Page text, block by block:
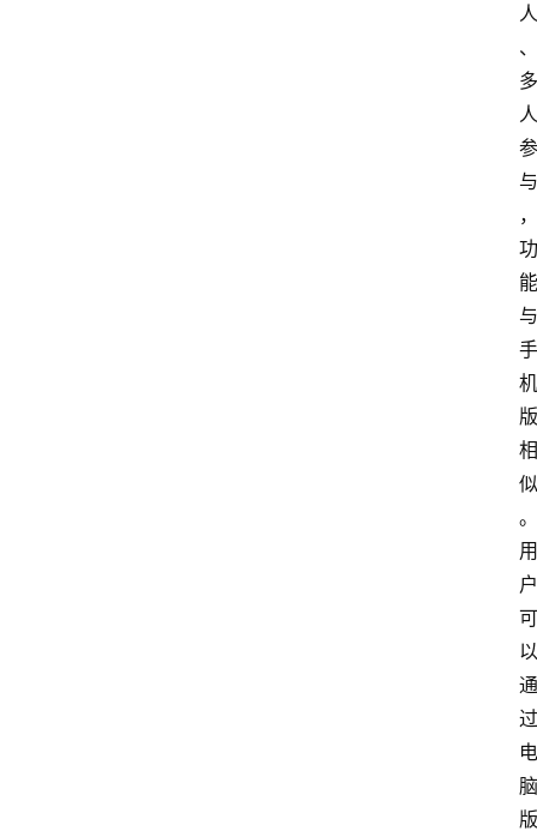
人
、
多
人
参
与
，
功
能
与
手
机
版
相
似
。
用
户
可
以
通
过
电
脑
版